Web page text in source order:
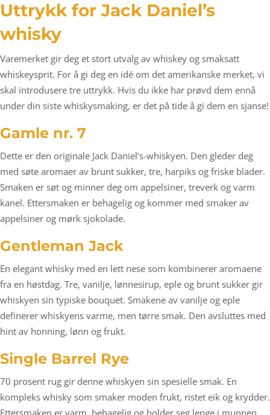
Uttrykk for Jack Daniel’s
whisky
Varemerket gir deg et stort utvalg av whiskey og smaksatt
whiskeysprit. For å gi deg en idé om det amerikanske merket, vi
skal introdusere tre uttrykk. Hvis du ikke har prøvd dem ennå
under din siste whiskysmaking, er det på tide å gi dem en sjanse!
Gamle nr. 7
Dette er den originale Jack Daniel’s-whiskyen. Den gleder deg
med søte aromaer av brunt sukker, tre, harpiks og friske blader.
Smaken er søt og minner deg om appelsiner, treverk og varm
kanel. Ettersmaken er behagelig og kommer med smaker av
appelsiner og mørk sjokolade.
Gentleman Jack
En elegant whisky med en lett nese som kombinerer aromaene
fra en høstdag. Tre, vanilje, lønnesirup, eple og brunt sukker gir
whiskyen sin typiske bouquet. Smakene av vanilje og eple
definerer whiskyens varme, men tørre smak. Den avsluttes med
hint av honning, lønn og frukt.
Single Barrel Rye
70 prosent rug gir denne whiskyen sin spesielle smak. En
kompleks whisky som smaker moden frukt, ristet eik og krydder.
Ettersmaken er varm, behagelig og holder seg lenge i munnen.